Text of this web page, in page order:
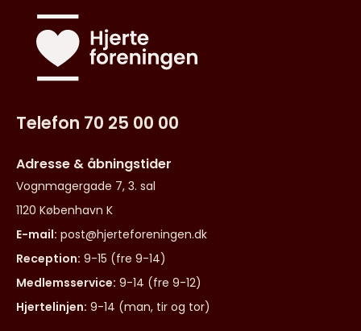
Telefon 70 25 00 00
Adresse & åbningstider
Vognmagergade 7, 3. sal
1120 København K
E-mail: post@hjerteforeningen.dk
Reception: 9-15 (fre 9-14)
Medlemsservice: 9-14 (fre 9-12)
Hjertelinjen: 9-14 (man, tir og tor)